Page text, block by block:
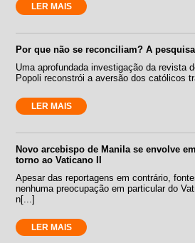
LER MAIS
Por que não se reconciliam? A
Uma aprofundada investigação da revista
Popoli reconstrói a aversão dos católicos
LER MAIS
Novo arcebispo de Manila se envolve
torno ao Vaticano II
Apesar das reportagens em contrário,
nenhuma preocupação em particular do
n[...]
LER MAIS